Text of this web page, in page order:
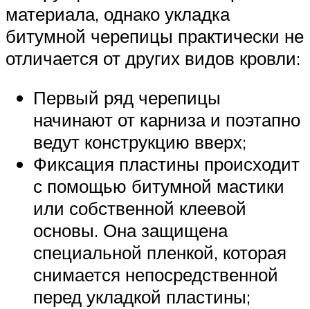
материала, однако укладка
битумной черепицы практически не
отличается от других видов кровли:
Первый ряд черепицы
начинают от карниза и поэтапно
ведут конструкцию вверх;
Фиксация пластины происходит
с помощью битумной мастики
или собственной клеевой
основы. Она защищена
специальной пленкой, которая
снимается непосредственной
перед укладкой пластины;